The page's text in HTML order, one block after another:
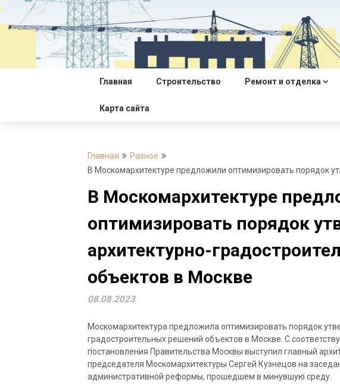
Перейти
содержимому
Главная Строительство Ремонт и отделка
Карта сайта
Главная
Разное
В Москомархитектуре предложили оптимизировать порядок
В Москомархитектуре
оптимизировать порядок
архитектурно-
объектов в Москве
08.08.2023
Москомархитектура предложила оптимизировать порядок
градостроительных решений объектов в Москве. С
постановления Правительства Москвы выступил главный
председателя Москомархитектуры Сергей Кузнецов на
административной реформы, прошедшем в минувшую среду.